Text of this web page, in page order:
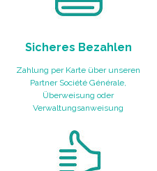
Sicheres Bezahlen
Zahlung per Karte über unseren
Partner Société Générale,
Überweisung oder
Verwaltungsanweisung